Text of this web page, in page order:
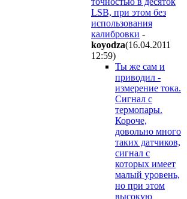
LSB, при этом без
использования
калибровки -
koyodza(16.04.2011
12:59)
Ты же сам и
приводил -
измерение тока.
Сигнал с
термопары.
Короче,
довольно много
таких датчиков,
сигнал с
которых имеет
малый уровень,
но при этом
высокую